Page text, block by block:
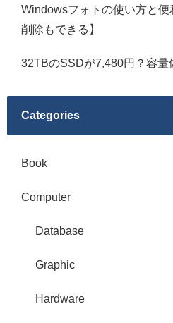
Windowsフォトの使い方と
削除もできる】
32TBのSSDが7,480円？容
Categories
Book
Computer
Database
Graphic
Hardware